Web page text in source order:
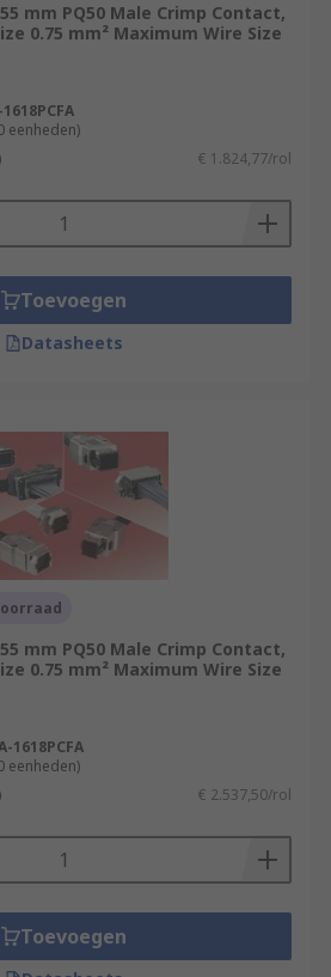
mm PQ50 Male Crimp Contact,
0.75 mm² Maximum Wire Size
eenheden)
€ 1.824,77/rol
Toevoegen
Datasheets
mm PQ50 Male Crimp Contact,
0.75 mm² Maximum Wire Size
1618PCFA
eenheden)
€ 2.537,50/rol
Toevoegen